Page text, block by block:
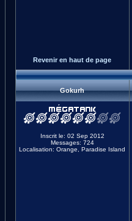
Revenir en haut de page
Gokurh
Inscrit le: 02 Sep 2012
Messages: 724
Localisation: Orange, Paradise Island